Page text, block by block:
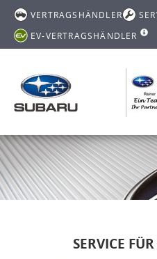
VERTRAGSHÄNDLER
EV-VERTRAGSHÄNDLER
SERVICE